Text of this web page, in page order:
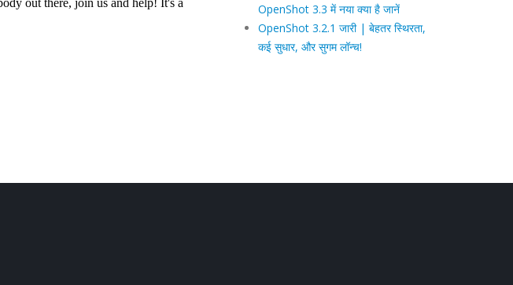
OpenShot 3.3 में नया क्या है जानें
OpenShot 3.2.1 जारी | बेहतर स्थिरता,
कई सुधार, और सुगम लॉन्च!